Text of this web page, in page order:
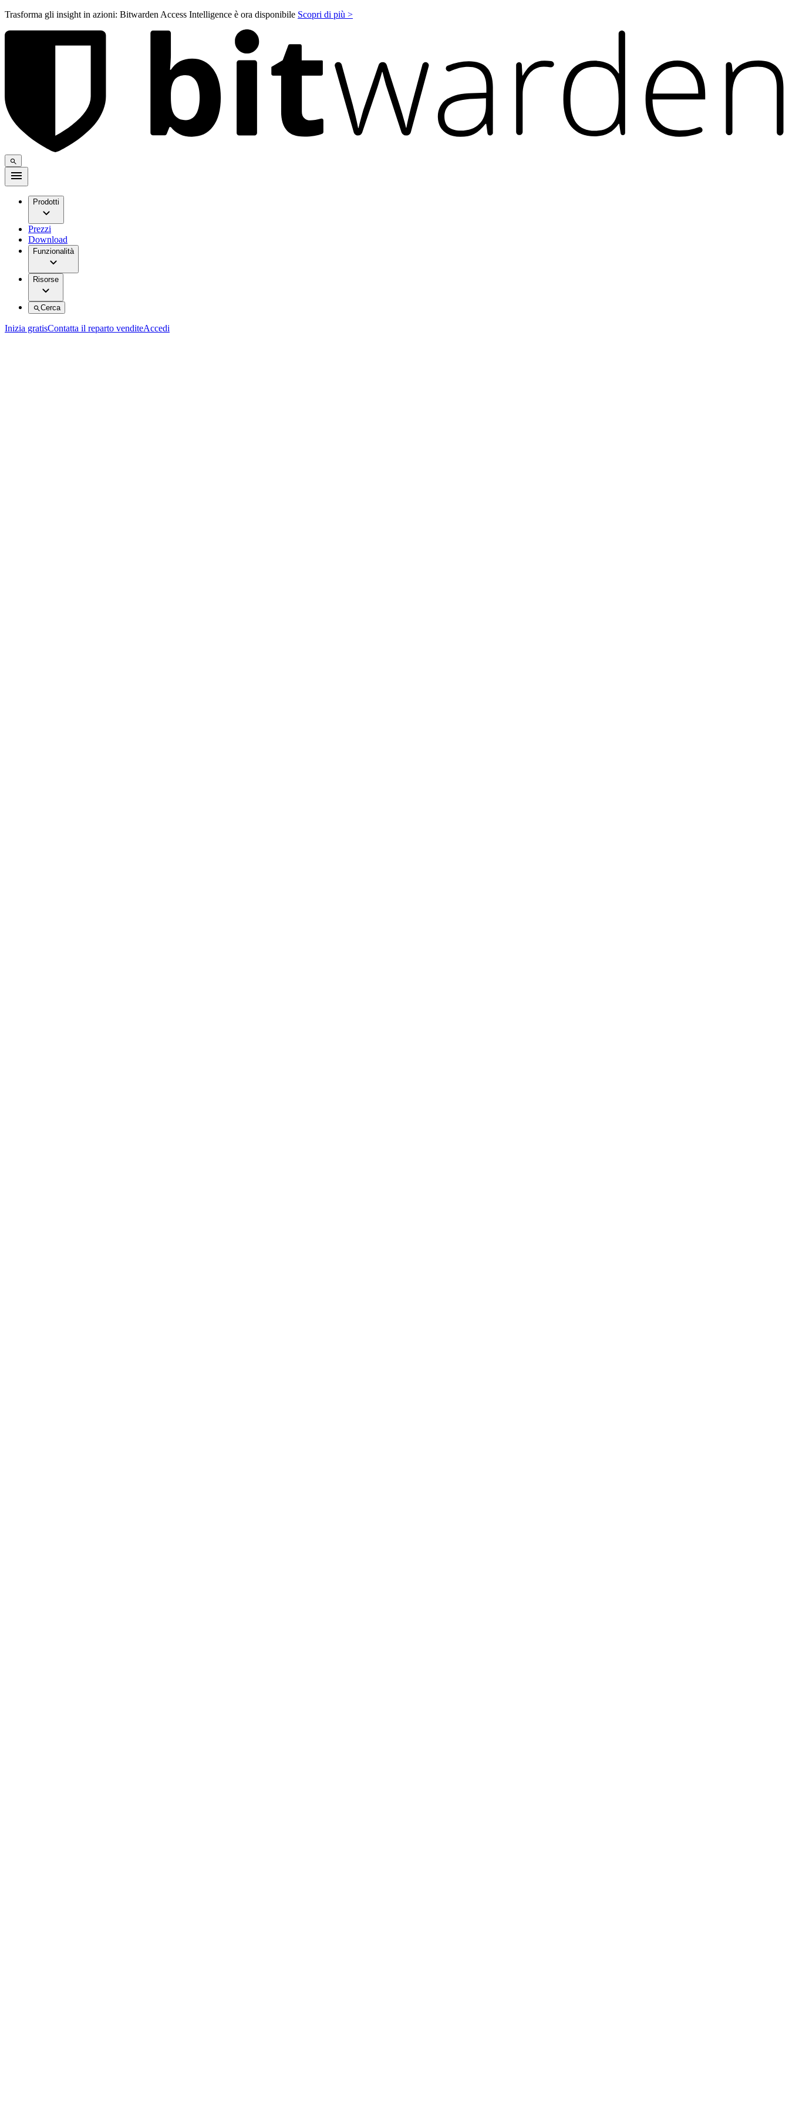
Trasforma gli insight in azioni: Bitwarden Access Intelligence è ora disponibile Scopri di più >
Prodotti
Prezzi
Download
Funzionalità
Risorse
Cerca
Inizia gratisContatta il reparto venditeAccedi